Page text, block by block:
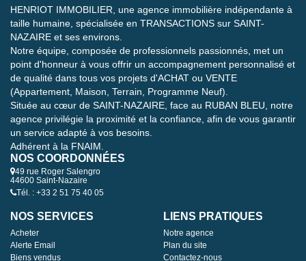
HENRIOT IMMOBILIER, une agence immobilière indépendante à
taille humaine, spécialisée en TRANSACTIONS sur SAINT-
NAZAIRE et ses environs.
Notre équipe, composée de professionnels passionnés, met un
point d'honneur à vous offrir un accompagnement personnalisé et
de qualité dans tous vos projets d'ACHAT ou VENTE
(Appartement, Maison, Terrain, Programme Neuf).
Située au cœur de SAINT-NAZAIRE, face au RUBAN BLEU, notre
agence privilégie la proximité et la confiance, afin de vous garantir
un service adapté à vos besoins.
Adhérent à la FNAIM.
NOS COORDONNÉES
49 rue Roger Salengro
44600 Saint-Nazaire
Tél. : +33 2 51 75 40 05
NOS SERVICES
Acheter
Alerte Email
Biens vendus
LIENS PRATIQUES
Notre agence
Plan du site
Contactez-nous